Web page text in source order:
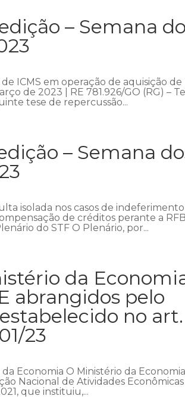
– Semana
ICMS em operação de aquisição de
de 2023 | RE 781.926/GO (RG) –
tese de repercussão...
– Semana
isolada nos casos de
de créditos perante a
do STF O Plenário, por...
da
abrangidos pelo
no art.
23
Economia O Ministério da
Nacional de Atividades Econômicas
que instituiu,...